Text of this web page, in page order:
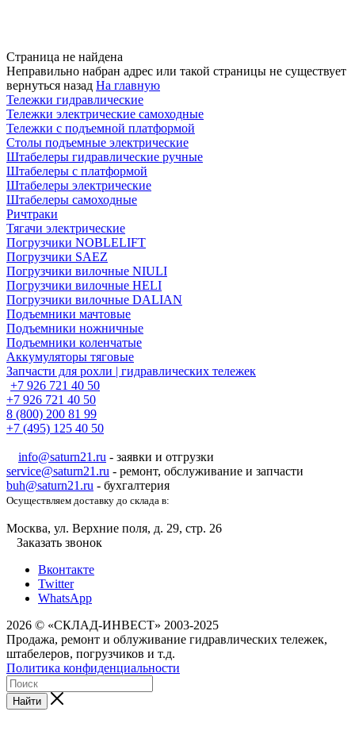
Страница не найдена
Неправильно набран адрес или такой страницы не существует
вернуться назад На главную
Тележки гидравлические
Тележки электрические самоходные
Тележки с подъемной платформой
Столы подъемные электрические
Штабелеры гидравлические ручные
Штабелеры с платформой
Штабелеры электрические
Штабелеры самоходные
Ричтраки
Тягачи электрические
Погрузчики NOBLELIFT
Погрузчики SAEZ
Погрузчики вилочные NIULI
Погрузчики вилочные HELI
Погрузчики вилочные DALIAN
Подъемники мачтовые
Подъемники ножничные
Подъемники коленчатые
Аккумуляторы тяговые
Запчасти для рохли | гидравлических тележек
+7 926 721 40 50
+7 926 721 40 50
8 (800) 200 81 99
+7 (495) 125 40 50
info@saturn21.ru - заявки и отгрузки
service@saturn21.ru - ремонт, обслуживание и запчасти
buh@saturn21.ru - бухгалтерия
Осуществляем доставку до склада в:
Москва, ул. Верхние поля, д. 29, стр. 26
Заказать звонок
Вконтакте
Twitter
WhatsApp
2026 © «СКЛАД-ИНВЕСТ» 2003-2025
Продажа, ремонт и облуживание гидравлических тележек,
штабелеров, погрузчиков и т.д.
Политика конфиденциальности
Найти